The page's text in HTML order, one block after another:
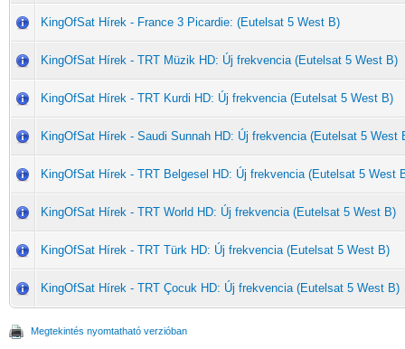
KingOfSat Hírek - France 3 Picardie: (Eutelsat 5 West B)
KingOfSat Hírek - TRT Müzik HD: Új frekvencia (Eutelsat 5 West B)
KingOfSat Hírek - TRT Kurdi HD: Új frekvencia (Eutelsat 5 West B)
KingOfSat Hírek - Saudi Sunnah HD: Új frekvencia (Eutelsat 5 West
KingOfSat Hírek - TRT Belgesel HD: Új frekvencia (Eutelsat 5 West
KingOfSat Hírek - TRT World HD: Új frekvencia (Eutelsat 5 West B)
KingOfSat Hírek - TRT Türk HD: Új frekvencia (Eutelsat 5 West B)
KingOfSat Hírek - TRT Çocuk HD: Új frekvencia (Eutelsat 5 West B)
Megtekintés nyomtatható verzióban